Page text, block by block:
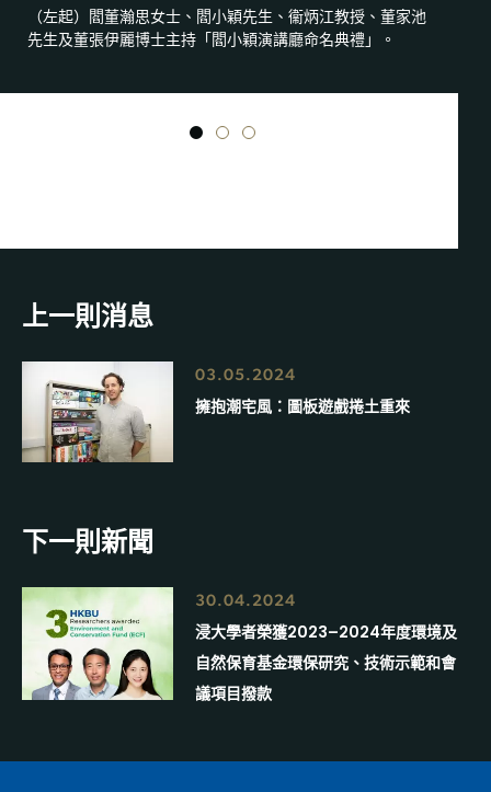
（左起）閻董瀚思女士、閻小穎先生、衞炳江教授、董家池
先生及董張伊麗博士主持「閻小穎演講廳命名典禮」。
1 2 3
上一則消息
03.05.2024
擁抱潮宅風：圖板遊戲捲土重來
下一則新聞
30.04.2024
浸大學者榮獲2023–2024年度環境及
自然保育基金環保研究、技術示範和會
議項目撥款